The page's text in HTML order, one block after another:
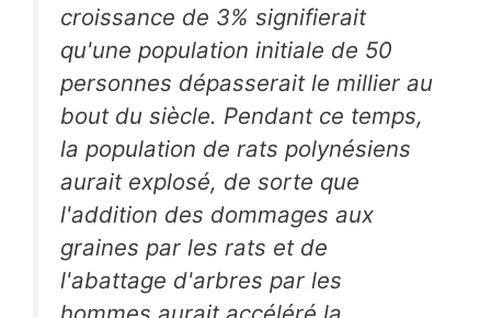
croissance de 3% signifierait
qu'une population initiale de 50
personnes dépasserait le millier au
bout du siècle. Pendant ce temps,
la population de rats polynésiens
aurait explosé, de sorte que
l'addition des dommages aux
graines par les rats et de
l'abattage d'arbres par les